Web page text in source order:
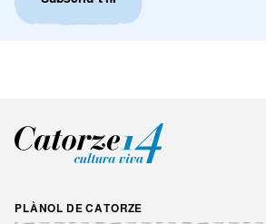
PLÀNOL DE CATORZE